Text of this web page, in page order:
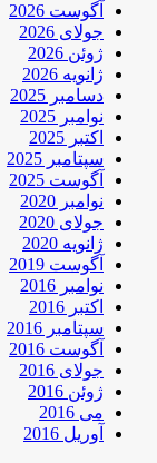
آگوست 2026
جولای 2026
ژوئن 2026
ژانویه 2026
دسامبر 2025
نوامبر 2025
اکتبر 2025
سپتامبر 2025
آگوست 2025
نوامبر 2020
جولای 2020
ژانویه 2020
آگوست 2019
نوامبر 2016
اکتبر 2016
سپتامبر 2016
آگوست 2016
جولای 2016
ژوئن 2016
می 2016
آوریل 2016